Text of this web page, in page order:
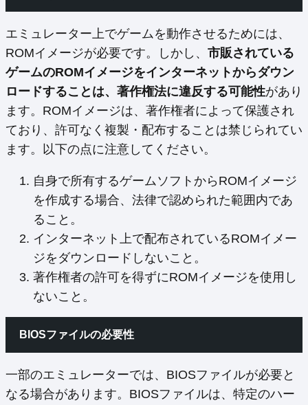
エミュレーター上でゲームを動作させるためには、
ROMイメージが必要です。しかし、 市販されている
ゲームのROMイメージをインターネットからダウン
ロードすることは、著作権法に違反する可能性があり
ます。ROMイメージは、著作権者によって保護され
ており、許可なく複製・配布することは禁じられてい
ます。以下の点に注意してください。
自身で所有するゲームソフトからROMイメージ
を作成する場合、法律で認められた範囲内であ
ること。
インターネット上で配布されているROMイメー
ジをダウンロードしないこと。
著作権者の許可を得ずにROMイメージを使用し
ないこと。
BIOSファイルの必要性
一部のエミュレーターでは、BIOSファイルが必要と
なる場合があります。BIOSファイルは、特定のハー